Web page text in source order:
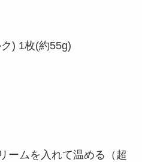
) 1枚(約55g)
ームを入れて温める（超